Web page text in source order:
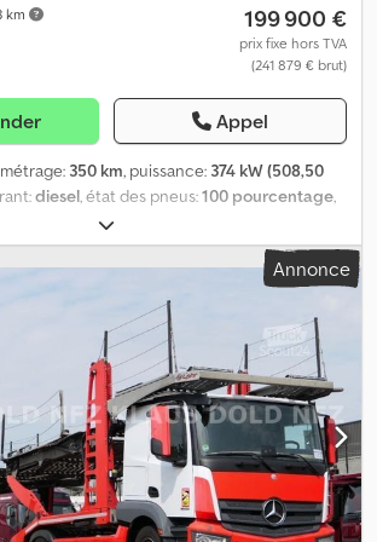
droit externe: 40%; Suspension:
PBV: 18.000 kg Poids de traction max.:
de construction: Rolfo EGO 538 Nombre de lits:
km 199 900 €
prix fixe hors TVA
(241 879 € brut)
Appel
350 km, puissance: 374 kW (508,50
diesel, état des pneus:100 pourcentage,
, empattement:
, cabine conducteur:cabine courte, type
, classe d'émission:Euro 6, suspension:
11 150 mm
, charge admissible sur essieu (essieu 1):8 000 kg
par essieu (essieu 2):
8 000 kg, charge
11 500 kg, longueur de l'espace de
, largeur de l’espace de chargement:2 550
de chargement:1 020 mm, Année de
, Équipement:Bluetooth, chauffage de siège,
des vitres , = Plus d'options et d'accessoires
Directeur - RadioBluetooth - Suspension
- Suspension pneumatique avant - Éclairage
Annonce